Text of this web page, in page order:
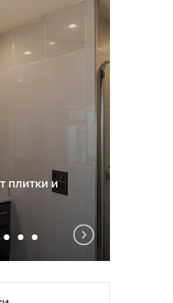
плитки и